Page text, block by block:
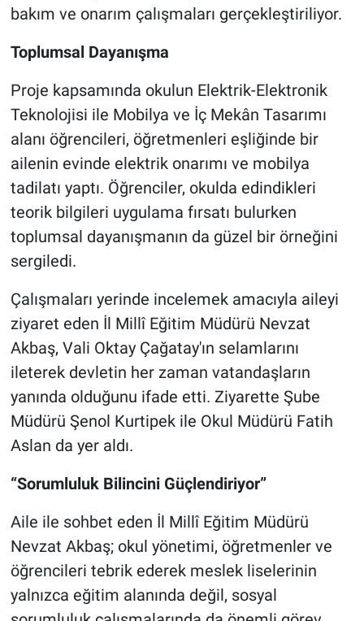
bakım ve onarım çalışmaları gerçekleştiriliyor.
Toplumsal Dayanışma
Proje kapsamında okulun Elektrik-Elektronik
Teknolojisi ile Mobilya ve İç Mekân Tasarımı
alanı öğrencileri, öğretmenleri eşliğinde bir
ailenin evinde elektrik onarımı ve mobilya
tadilatı yaptı. Öğrenciler, okulda edindikleri
teorik bilgileri uygulama fırsatı bulurken
toplumsal dayanışmanın da güzel bir örneğini
sergiledi.
Çalışmaları yerinde incelemek amacıyla aileyi
ziyaret eden İl Millî Eğitim Müdürü Nevzat
Akbaş, Vali Oktay Çağatay'ın selamlarını
ileterek devletin her zaman vatandaşların
yanında olduğunu ifade etti. Ziyarette Şube
Müdürü Şenol Kurtipek ile Okul Müdürü Fatih
Aslan da yer aldı.
“Sorumluluk Bilincini Güçlendiriyor”
Aile ile sohbet eden İl Millî Eğitim Müdürü
Nevzat Akbaş; okul yönetimi, öğretmenler ve
öğrencileri tebrik ederek meslek liselerinin
yalnızca eğitim alanında değil, sosyal